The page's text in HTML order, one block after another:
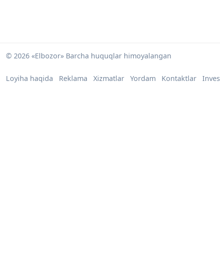
© 2026 «Elbozor» Barcha huquqlar himoyalangan
Loyiha haqida Reklama Xizmatlar Yordam Kontaktlar